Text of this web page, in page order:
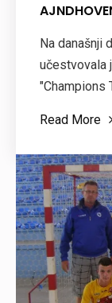
Na današnji
učestvovala
"Champions
Read More